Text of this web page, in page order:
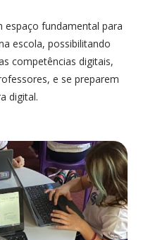
espaço fundamental para
escola, possibilitando
competências digitais,
e se preparem
digital.